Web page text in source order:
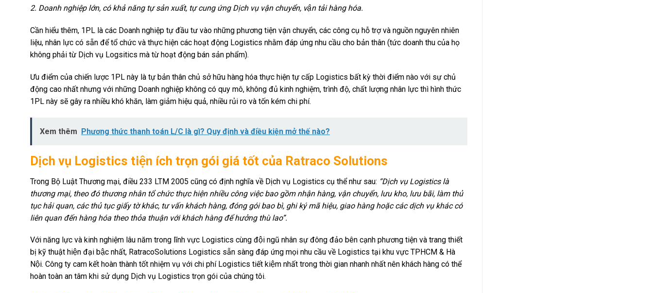
2. Doanh nghiệp lớn, có khả năng tự sản xuất, tự cung ứng Dịch vụ vận chuyển, vận tải hàng hóa.
Cần hiểu thêm, 1PL là các Doanh nghiệp tự đầu tư vào những phương tiện vận chuyển, các công cụ hỗ trợ và nguồn nguyên nhiên
liệu, nhân lực có sẵn để tổ chức và thực hiện các hoạt động Logistics nhằm đáp ứng nhu cầu cho bản thân (tức doanh thu của họ
không phải từ Dịch vụ Logsitics mà từ hoạt động bán sản phẩm).
Ưu điểm của chiến lược 1PL này là tự bản thân chủ sở hữu hàng hóa thực hiện tự cấp Logistics bất kỳ thời điểm nào với sự chủ
động cao nhất nhưng với những Doanh nghiệp không có quy mô, không đủ kinh nghiệm, trình độ, chất lượng nhân lực thì hình thức
1PL này sẽ gây ra nhiều khó khăn, làm giảm hiệu quả, nhiều rủi ro và tốn kém chi phí.
Xem thêm Phương thức thanh toán L/C là gì? Quy định và điều kiện mở thế nào?
Dịch vụ Logistics tiện ích trọn gói giá tốt của Ratraco Solutions
Trong Bộ Luật Thương mại, điều 233 LTM 2005 cũng có định nghĩa về Dịch vụ Logistics cụ thể như sau: “Dịch vụ Logistics là
thương mại, theo đó thương nhân tổ chức thực hiện nhiều công việc bao gồm nhận hàng, vận chuyển, lưu kho, lưu bãi, làm thủ
tục hải quan, các thủ tục giấy tờ khác, tư vấn khách hàng, đóng gói bao bì, ghi ký mã hiệu, giao hàng hoặc các dịch vụ khác có
liên quan đến hàng hóa theo thỏa thuận với khách hàng để hưởng thù lao”.
Với năng lực và kinh nghiệm lâu năm trong lĩnh vực Logistics cùng đội ngũ nhân sự đông đảo bên cạnh phương tiện và trang thiết
bị kỹ thuật hiện đại bậc nhất, RatracoSolutions Logistics sẵn sàng đáp ứng mọi nhu cầu về Logistics tại khu vực TPHCM & Hà
Nội. Công ty cam kết hoàn thành tốt nhiệm vụ với chi phí Logistics tiết kiệm nhất trong thời gian nhanh nhất nên khách hàng có thể
hoàn toàn an tâm khi sử dụng Dịch vụ Logistics trọn gói của chúng tôi.